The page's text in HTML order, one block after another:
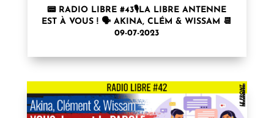
📟 RADIO LIBRE #43🎙LA LIBRE ANTENNE
EST À VOUS ! 🗣 AKINA, CLÉM & WISSAM 📆
09-07-2023